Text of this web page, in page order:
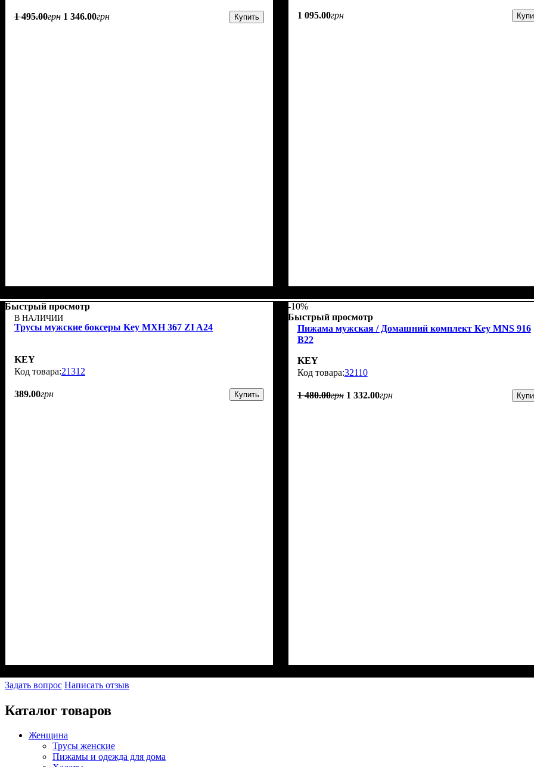
1 495.00грн 1 346.00грн Купить 1 095.00грн
Быстрый просмотр
В НАЛИЧИИ
Трусы мужские боксеры Key MXH 367 ZI A24
KEY
21312
389.00грн Купить
-10%
Быстрый просмотр
Пижама мужская / Домашний комплект Key MNS 916
B22
KEY
32110
1 480.00грн 1 332.00грн
Задать вопрос Написать отзыв
Каталог товаров
Женщина
Трусы женские
Пижамы и одежда для дома